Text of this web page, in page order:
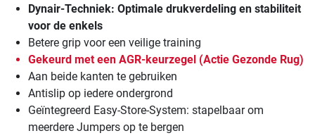
Dynair-Techniek: Optimale drukverdeling en stabiliteit
voor de enkels
Betere grip voor een veilige training
Gekeurd met een AGR-keurzegel (Actie Gezonde Rug)
Aan beide kanten te gebruiken
Antislip op iedere ondergrond
Geïntegreerd Easy-Store-System: stapelbaar om
meerdere Jumpers op te bergen